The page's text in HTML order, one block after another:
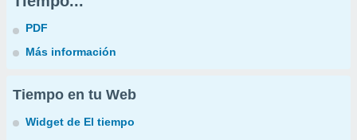
PDF
Más información
Tiempo en tu Web
Widget de El tiempo